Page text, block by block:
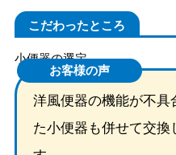
こだわったところ
小便器の選定
お客様の声
洋風便器の機能が不
た小便器も併せて交